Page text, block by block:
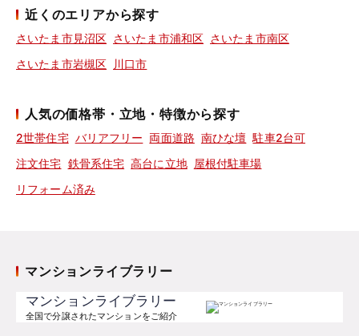
近くのエリアから探す
さいたま市見沼区 さいたま市浦和区 さいたま市南区
さいたま市岩槻区
川口市
人気の価格帯・立地・特徴から探す
2世帯住宅 バリアフリー 両面道路 南ひな壇 駐車2台可
注文住宅 鉄骨系住宅 高台に立地 屋根付駐車場
リフォーム済み
マンションライブラリー
マンションライブラリー
全国で分譲されたマンションをご紹介